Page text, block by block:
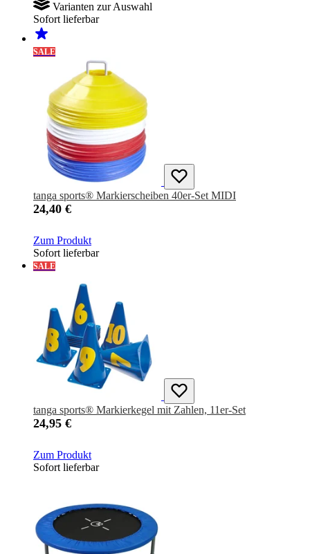
Varianten zur Auswahl
Sofort lieferbar
SALE
tanga sports® Markierscheiben 40er-Set MIDI
24,40 €
Zum Produkt
Sofort lieferbar
SALE
tanga sports® Markierkegel mit Zahlen, 11er-Set
24,95 €
Zum Produkt
Sofort lieferbar